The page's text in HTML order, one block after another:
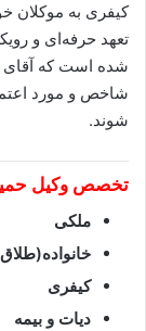
کیفری به موکلان
تعهد حرفه‌ای و
شده است که آقای
شاخص و مورد
شوند.
تخصص وکیل
ملکی
کیفری
دیات و بیمه